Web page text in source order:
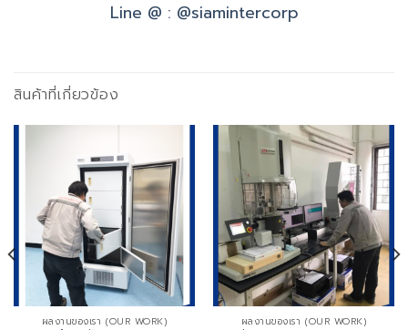
Line @ : @siamintercorp
สินค้าที่เกี่ยวข้อง
ผลงานของเรา (OUR WORK) ผลงานของเรา (OUR WORK)